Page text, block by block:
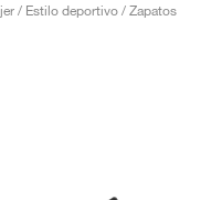
/ Estilo deportivo / Zapatos